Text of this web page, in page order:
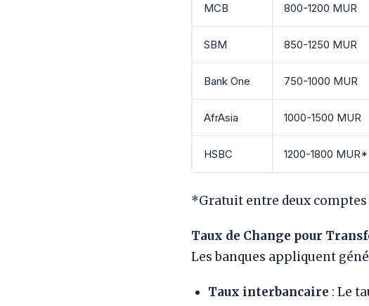
MCB 800-1200 MUR
SBM 850-1250 MUR
Bank One 750-1000 MUR
AfrAsia 1000-1500 MUR
HSBC 1200-1800 MUR*
*Gratuit entre deux comptes
Taux de Change pour
Les banques appliquent
Taux interbancaire : Le